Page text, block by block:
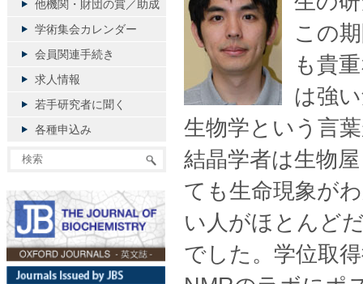
この
も貴
は強
生物学という言
結晶学者は生物
ても生命現象が
い人がほとんど
でした。学位取
他機関・財団の賞／助成
学術集会カレンダー
会員関連手続き
求人情報
若手研究者に聞く
各種申込み